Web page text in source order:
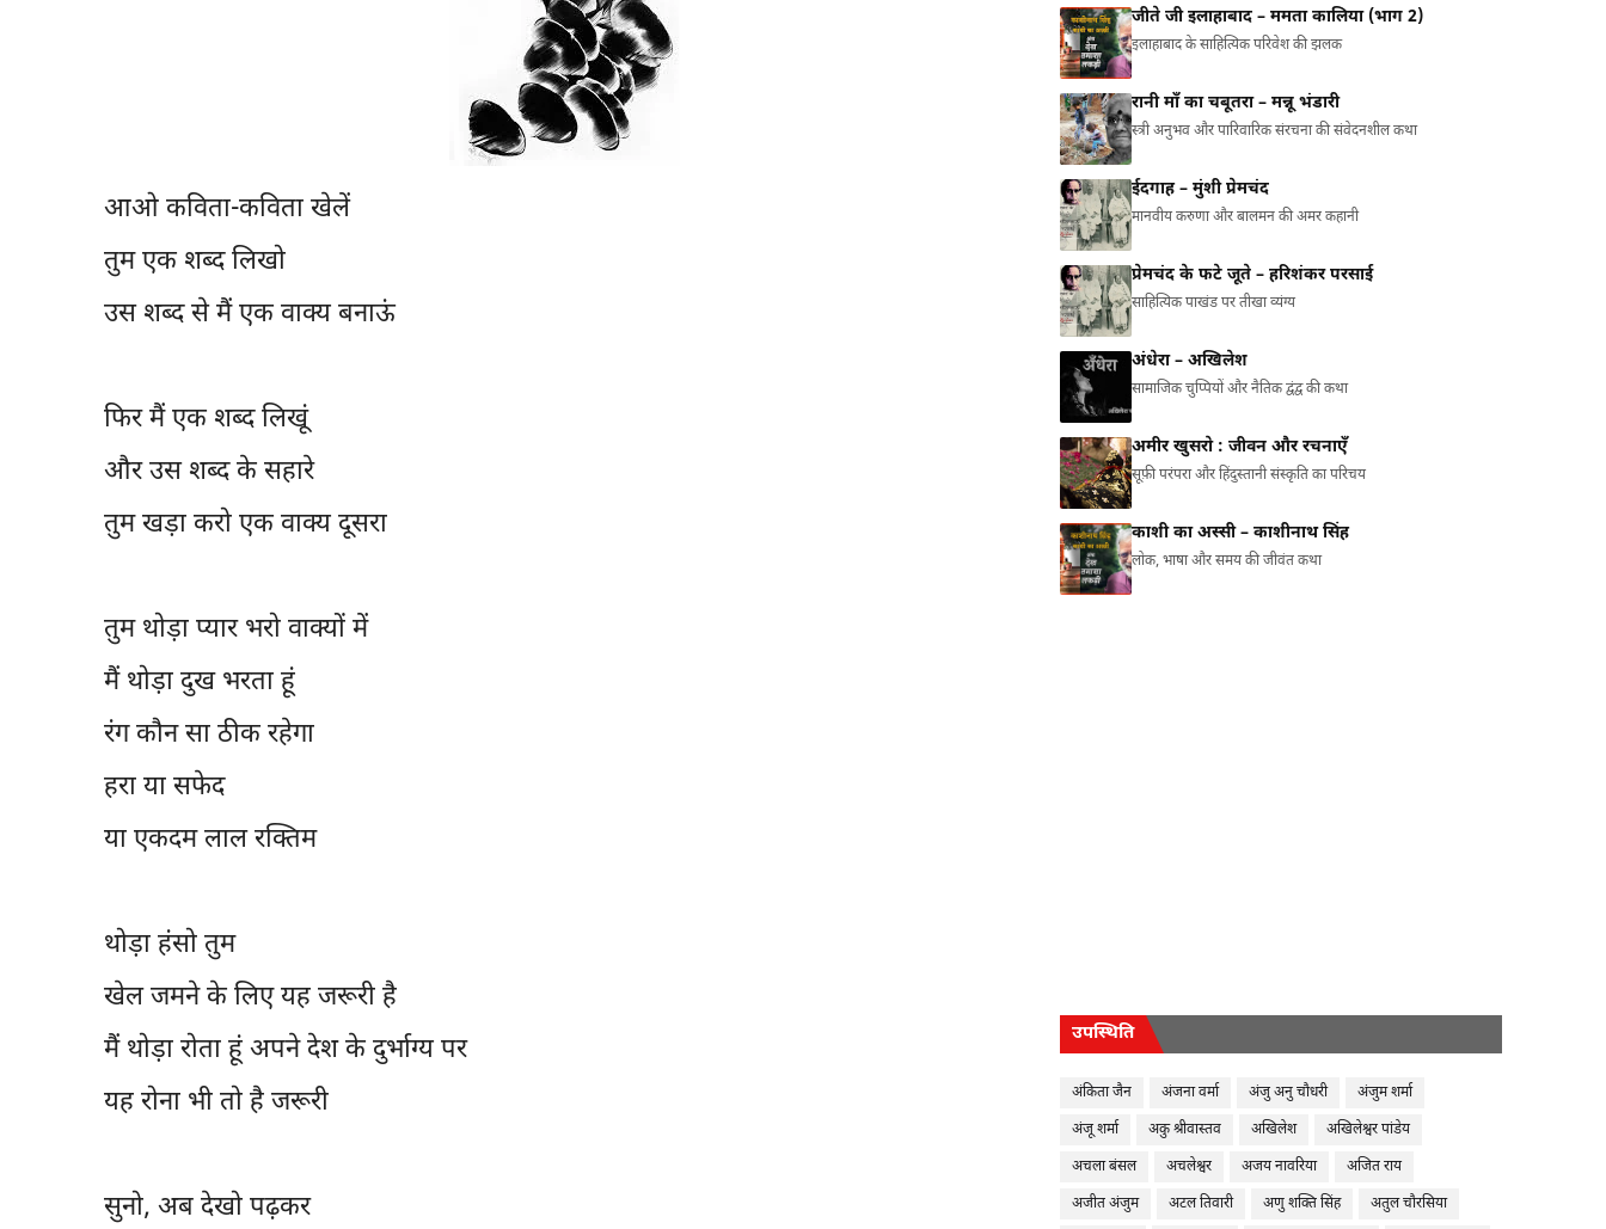
आओ कविता-कविता खेलें
तुम एक शब्द लिखो
उस शब्द से मैं एक वाक्य बनाऊं
फिर मैं एक शब्द लिखूं
और उस शब्द के सहारे
तुम खड़ा करो एक वाक्य दूसरा
तुम थोड़ा प्यार भरो वाक्यों में
मैं थोड़ा दुख भरता हूं
रंग कौन सा ठीक रहेगा
हरा या सफेद
या एकदम लाल रक्तिम
थोड़ा हंसो तुम
खेल जमने के लिए यह जरूरी है
मैं थोड़ा रोता हूं अपने देश के दुर्भाग्य पर
यह रोना भी तो है जरूरी
सुनो, अब देखो पढ़कर
जीते जी इलाहाबाद – ममता कालिया (भाग 2)
इलाहाबाद के साहित्यिक परिवेश की झलक
रानी माँ का चबूतरा – मन्नू भंडारी
स्त्री अनुभव और पारिवारिक संरचना की संवेदनशील कथा
ईदगाह – मुंशी प्रेमचंद
मानवीय करुणा और बालमन की अमर कहानी
प्रेमचंद के फटे जूते – हरिशंकर परसाई
साहित्यिक पाखंड पर तीखा व्यंग्य
अंधेरा – अखिलेश
सामाजिक चुप्पियों और नैतिक द्वंद्व की कथा
अमीर खुसरो : जीवन और रचनाएँ
सूफ़ी परंपरा और हिंदुस्तानी संस्कृति का परिचय
काशी का अस्सी – काशीनाथ सिंह
लोक, भाषा और समय की जीवंत कथा
उपस्थिति
अंकिता जैन अंजना वर्मा अंजु अनु चौधरी
अंजुम शर्मा
अंजू शर्मा
अकु श्रीवास्तव अखिलेश
अखिलेश्वर पांडेय
अचला बंसल
अचलेश्वर अजय नावरिया
अजित राय
अजीत अंजुम
अटल तिवारी अणु शक्ति सिंह अतुल चौरसिया